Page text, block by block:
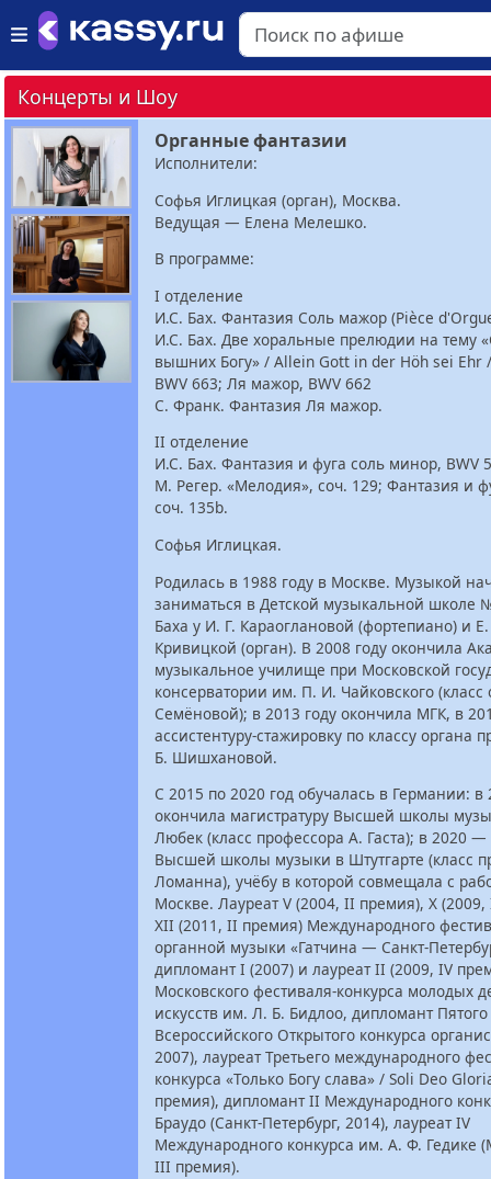
Концерты и Шоу
Органные фантазии
Исполнители:
Софья Иглицкая (орган), Москва.
Ведущая — Елена Мелешко.
В программе:
I отделение
И.С. Бах. Фантазия Соль мажор (Pièce
И.С. Бах. Две хоральные прелюдии на тему
вышних Богу» / Allein Gott in der Höh sei Ehr
BWV 663; Ля мажор, BWV 662
С. Франк. Фантазия Ля мажор.
II отделение
И.С. Бах. Фантазия и фуга соль минор, BWV
М. Регер. «Мелодия», соч. 129; Фантазия и
соч. 135b.
Софья Иглицкая.
Родилась в 1988 году в Москве. Музыкой
заниматься в Детской музыкальной школе
Баха у И. Г. Караоглановой (фортепиано) и
Кривицкой (орган). В 2008 году окончила
музыкальное училище при Московской
консерватории им. П. И. Чайковского (класс
Семёновой); в 2013 году окончила МГК, в
ассистентуру-стажировку по классу органа
Б. Шишхановой.
С 2015 по 2020 год обучалась в Германии: в
окончила магистратуру Высшей школы
Любек (класс профессора А. Гаста); в 2020 —
Высшей школы музыки в Штутгарте (класс
Ломанна), учёбу в которой совмещала с
Москве. Лауреат V (2004, II премия), X
XII (2011, II премия) Международного
органной музыки «Гатчина — Санкт-
дипломант I (2007) и лауреат II (2009, IV
Московского фестиваля-конкурса молодых
искусств им. Л. Б. Бидлоо, дипломант Пятого
Всероссийского Открытого конкурса
2007), лауреат Третьего международного
конкурса «Только Богу слава» / Soli Deo
премия), дипломант II Международного
Браудо (Санкт-Петербург, 2014), лауреат IV
Международного конкурса им. А. Ф. Гедике
III премия).